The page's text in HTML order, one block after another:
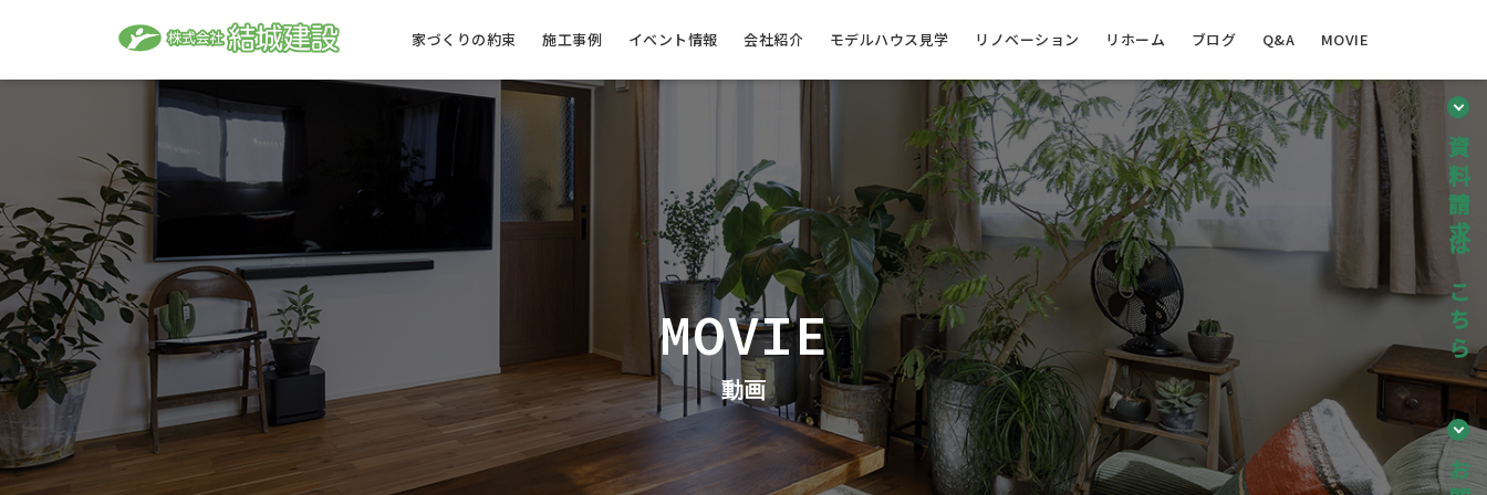
家づくりの約束 施工事例 イベント情報 会社紹介 モデルハウス見学 リノベーション リホーム ブログ Q&A MOVIE
MOVIE
動画
資料請求はこちら